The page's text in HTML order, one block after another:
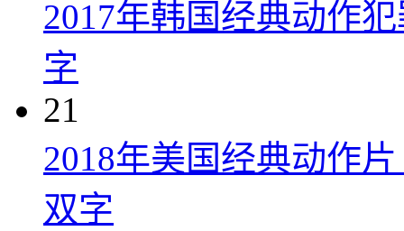
2017年韩国经典动作
字
21
2018年美国经典动作
双字